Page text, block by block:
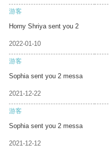
游客
Horny Shriya sent you 2
2022-01-10
游客
Sophia sent you 2 messa
2021-12-22
游客
Sophia sent you 2 messa
2021-12-12